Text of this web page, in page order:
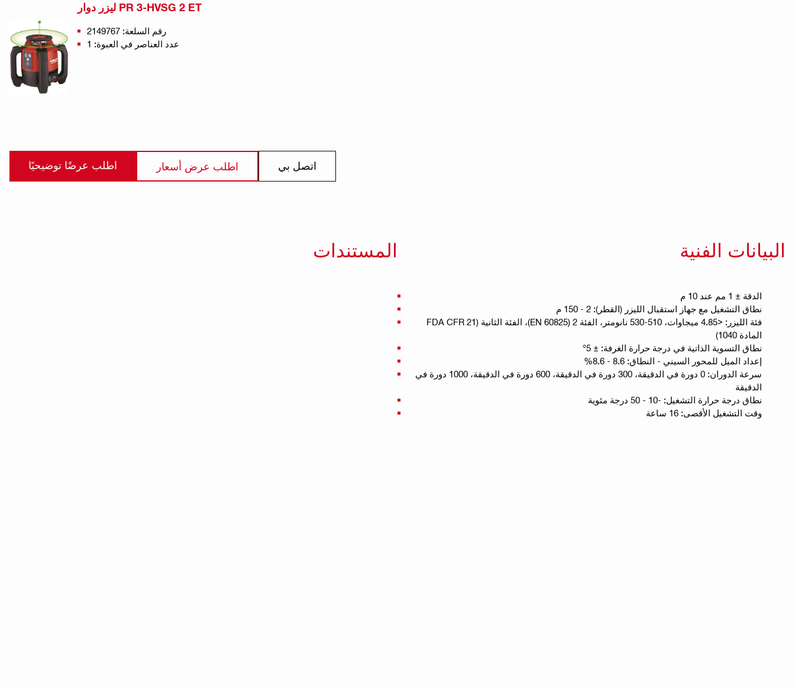
ليزر دوار PR 3-HVSG 2 ET
رقم السلعة: 2149767
عدد العناصر في العبوة: 1
اطلب عرضًا توضيحيًا اطلب عرض أسعار اتصل بي
البيانات الفنية
الدقة ± 1 مم عند 10 م
نطاق التشغيل مع جهاز استقبال الليزر (القطر): 2 - 150 م
فئة الليزر: <4.85 ميجاوات، 510-530 نانومتر، الفئة 2 (EN 60825)، الفئة الثانية (FDA CFR 21
المادة 1040)
نطاق التسوية الذاتية في درجة حرارة الغرفة: ± 5°
إعداد الميل للمحور السيني - النطاق: 8.6 - 8.6%
سرعة الدوران: 0 دورة في الدقيقة، 300 دورة في الدقيقة، 600 دورة في الدقيقة، 1000 دورة في
الدقيقة
نطاق درجة حرارة التشغيل: -10 - 50 درجة مئوية
وقت التشغيل الأقصى: 16 ساعة
المستندات